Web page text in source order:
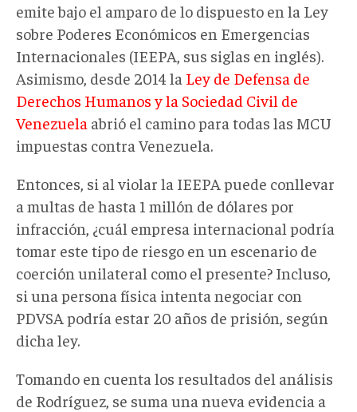
emite bajo el amparo de lo dispuesto en la Ley
sobre Poderes Económicos en Emergencias
Internacionales (IEEPA, sus siglas en inglés).
Asimismo, desde 2014 la Ley de Defensa de
Derechos Humanos y la Sociedad Civil de
Venezuela abrió el camino para todas las MCU
impuestas contra Venezuela.
Entonces, si al violar la IEEPA puede conllevar
a multas de hasta 1 millón de dólares por
infracción, ¿cuál empresa internacional podría
tomar este tipo de riesgo en un escenario de
coerción unilateral como el presente? Incluso,
si una persona física intenta negociar con
PDVSA podría estar 20 años de prisión, según
dicha ley.
Tomando en cuenta los resultados del análisis
de Rodríguez, se suma una nueva evidencia a